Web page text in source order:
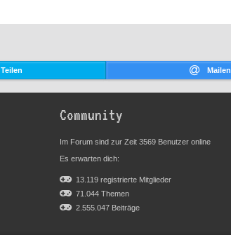
Teilen Mailen
Community
Im Forum sind zur Zeit 3569 Benutzer online
Es erwarten dich:
13.119 registrierte Mitglieder
71.044 Themen
2.555.047 Beiträge